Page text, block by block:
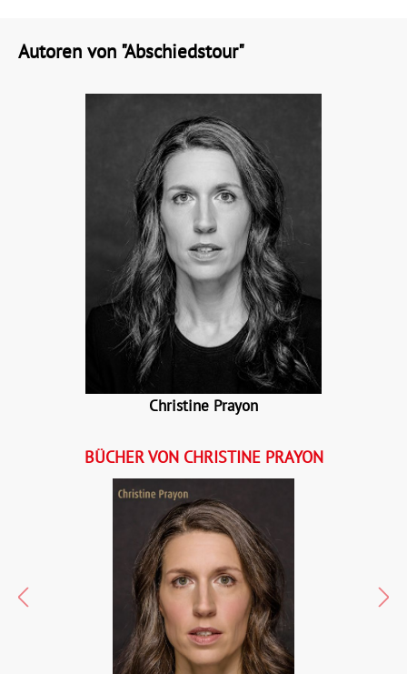
Autoren von "Abschiedstour"
Christine Prayon
BÜCHER VON CHRISTINE PRAYON